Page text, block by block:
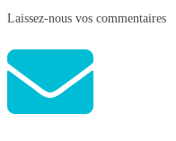
Laissez-nous vos commentaires